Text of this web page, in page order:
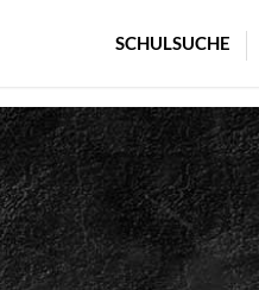
SCHULSUCHE